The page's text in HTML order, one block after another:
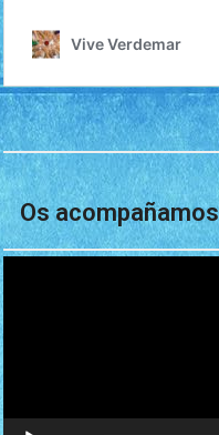
Os acompañamos
de